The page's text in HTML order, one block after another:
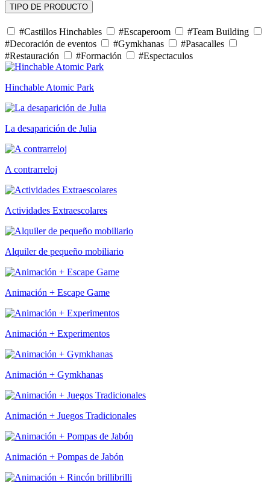
TIPO DE PRODUCTO
#Castillos Hinchables #Escaperoom
#Team Building
#Decoración de eventos
#Gymkhanas
#Pasacalles
#Restauración
#Formación #Espectaculos
Hinchable Atomic Park
La desaparición de Julia
A contrarreloj
Actividades Extraescolares
Alquiler de pequeño mobiliario
Animación + Escape Game
Animación + Experimentos
Animación + Gymkhanas
Animación + Juegos Tradicionales
Animación + Pompas de Jabón